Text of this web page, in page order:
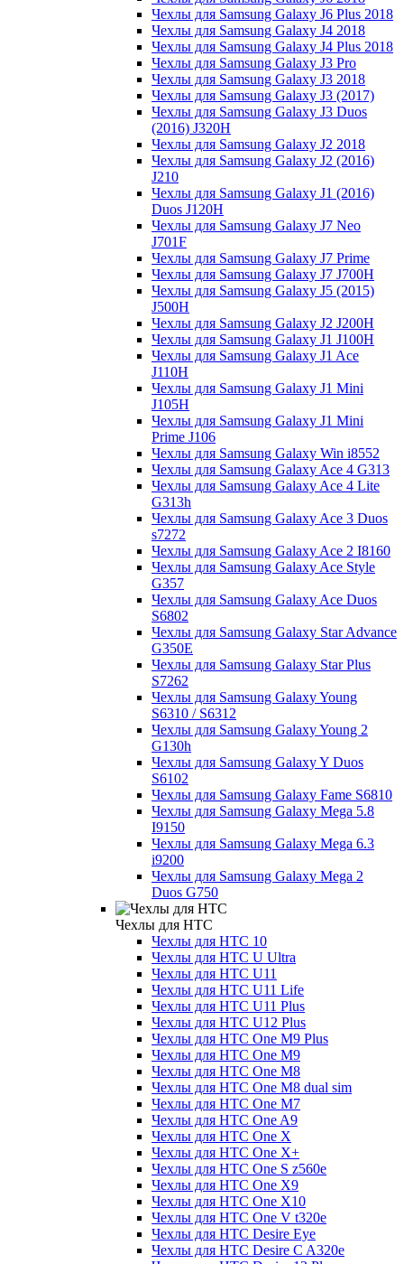
Чехлы для Samsung Galaxy J6 Plus 2018
Чехлы для Samsung Galaxy J4 2018
Чехлы для Samsung Galaxy J4 Plus 2018
Чехлы для Samsung Galaxy J3 Pro
Чехлы для Samsung Galaxy J3 2018
Чехлы для Samsung Galaxy J3 (2017)
Чехлы для Samsung Galaxy J3 Duos
(2016) J320H
Чехлы для Samsung Galaxy J2 2018
Чехлы для Samsung Galaxy J2 (2016)
J210
Чехлы для Samsung Galaxy J1 (2016)
Duos J120H
Чехлы для Samsung Galaxy J7 Neo
J701F
Чехлы для Samsung Galaxy J7 Prime
Чехлы для Samsung Galaxy J7 J700H
Чехлы для Samsung Galaxy J5 (2015)
J500H
Чехлы для Samsung Galaxy J2 J200H
Чехлы для Samsung Galaxy J1 J100H
Чехлы для Samsung Galaxy J1 Ace
J110H
Чехлы для Samsung Galaxy J1 Mini
J105H
Чехлы для Samsung Galaxy J1 Mini
Prime J106
Чехлы для Samsung Galaxy Win i8552
Чехлы для Samsung Galaxy Ace 4 G313
Чехлы для Samsung Galaxy Ace 4 Lite
G313h
Чехлы для Samsung Galaxy Ace 3 Duos
s7272
Чехлы для Samsung Galaxy Ace 2 I8160
Чехлы для Samsung Galaxy Ace Style
G357
Чехлы для Samsung Galaxy Ace Duos
S6802
Чехлы для Samsung Galaxy Star Advance
G350E
Чехлы для Samsung Galaxy Star Plus
S7262
Чехлы для Samsung Galaxy Young
S6310 / S6312
Чехлы для Samsung Galaxy Young 2
G130h
Чехлы для Samsung Galaxy Y Duos
S6102
Чехлы для Samsung Galaxy Fame S6810
Чехлы для Samsung Galaxy Mega 5.8
I9150
Чехлы для Samsung Galaxy Mega 6.3
i9200
Чехлы для Samsung Galaxy Mega 2
Duos G750
Чехлы для HTC
Чехлы для HTC 10
Чехлы для HTC U Ultra
Чехлы для HTC U11
Чехлы для HTC U11 Life
Чехлы для HTC U11 Plus
Чехлы для HTC U12 Plus
Чехлы для HTC One M9 Plus
Чехлы для HTC One M9
Чехлы для HTC One M8
Чехлы для HTC One M8 dual sim
Чехлы для HTC One M7
Чехлы для HTC One A9
Чехлы для HTC One X
Чехлы для HTC One X+
Чехлы для HTC One S z560e
Чехлы для HTC One X9
Чехлы для HTC One X10
Чехлы для HTC One V t320e
Чехлы для HTC Desire Eye
Чехлы для HTC Desire C A320e